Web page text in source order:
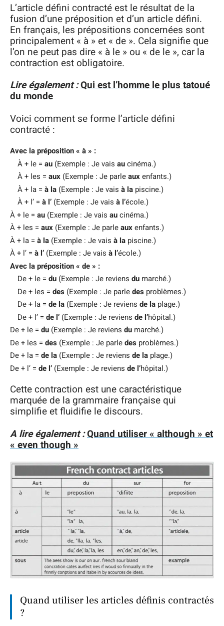
L’article défini contracté est le résultat de la
fusion d’une préposition et d’un article défini.
En français, les prépositions concernées sont
principalement « à » et « de ». Cela signifie que
l’on ne peut pas dire « à le » ou « de le », car la
contraction est obligatoire.
Lire également :Qui est l’homme le plus tatoué
du monde
Voici comment se forme l’article défini
contracté :
Avec la préposition « à » :
À + le = au (Exemple : Je vais aucinéma.)
À + les = aux (Exemple : Je parleauxenfants.)
À + la = à la (Exemple : Je vais à la piscine.)
À + l’ = à l’ (Exemple : Je vais à l’école.)
À + le = au (Exemple : Je vais aucinéma.)
À + les = aux (Exemple : Je parleauxenfants.)
À + la = à la (Exemple : Je vais à la piscine.)
À + l’ = à l’ (Exemple : Je vais à l’école.)
Avec la préposition « de » :
De + le = du (Exemple : Je reviens du marché.)
De + les = des (Exemple : Je parledes problèmes.)
De + la = de la (Exemple : Je reviens de la plage.)
De + l’ = de l’ (Exemple : Je reviens de l’hôpital.)
De + le = du (Exemple : Je reviens du marché.)
De + les = des (Exemple : Je parledes problèmes.)
De + la = de la (Exemple : Je reviens de la plage.)
De + l’ = de l’ (Exemple : Je reviens de l’hôpital.)
Cette contraction est une caractéristique
marquée de la grammaire française qui
simplifie et fluidifie le discours.
A lire également :Quand utiliser « although » et
« even though »
Quand utiliser les articles définis contractés
?